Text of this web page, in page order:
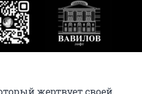
жертвует своей